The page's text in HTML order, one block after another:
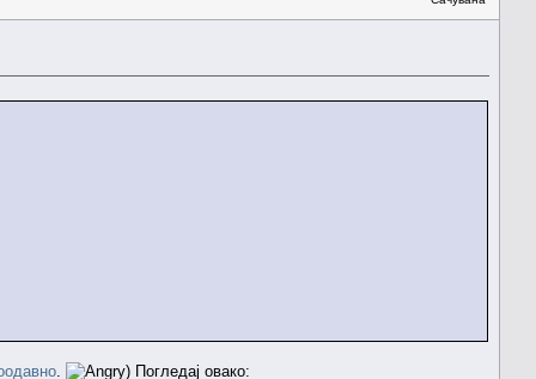
) Погледај овако: